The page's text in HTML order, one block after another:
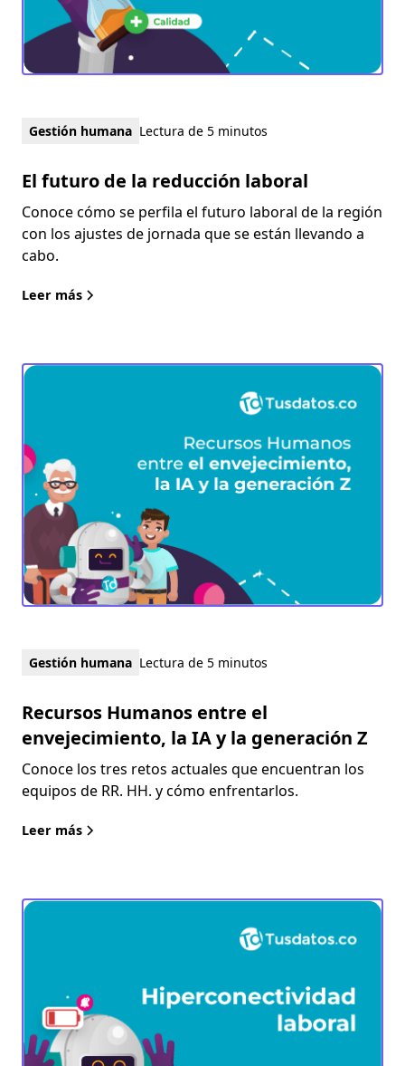
Gestión humana Lectura de 5 minutos
El futuro de la reducción laboral
Conoce cómo se perfila el futuro laboral de la región
con los ajustes de jornada que se están llevando a
cabo.
Leer más
Gestión humana Lectura de 5 minutos
Recursos Humanos entre el
envejecimiento, la IA y la generación Z
Conoce los tres retos actuales que encuentran los
equipos de RR. HH. y cómo enfrentarlos.
Leer más